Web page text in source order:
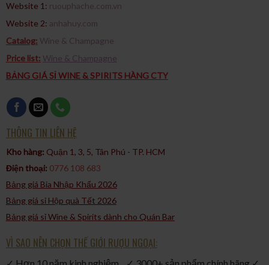
Website 1: ruouphache.com.vn
Website 2: anhahuy.com
Catalog: Wine & Champagne
Price list: Wine & Champagne
BẢNG GIÁ SỈ WINE & SPIRITS HÀNG CTY
THÔNG TIN LIÊN HỆ
Kho hàng: Quận 1, 3, 5, Tân Phú - TP. HCM​
Điện thoại: 0776 108 683
Bảng giá Bia Nhập Khẩu 2026
Bảng giá sỉ Hộp quà Tết 2026
Bảng giá sỉ Wine & Spirits dành cho Quán Bar
VÌ SAO NÊN CHỌN THẾ GIỚI RƯỢU NGOẠI: